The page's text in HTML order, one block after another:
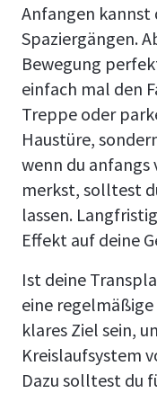
Anfangen kannst
Spaziergängen.
Bewegung
einfach mal den
Treppe oder
Haustüre,
wenn du
merkst, solltest
lassen.
Effekt auf deine
Ist deine
eine
klares Ziel sein,
Kreislaufsystem
Dazu solltest du